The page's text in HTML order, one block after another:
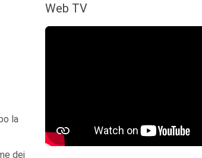
la
dei
Web TV